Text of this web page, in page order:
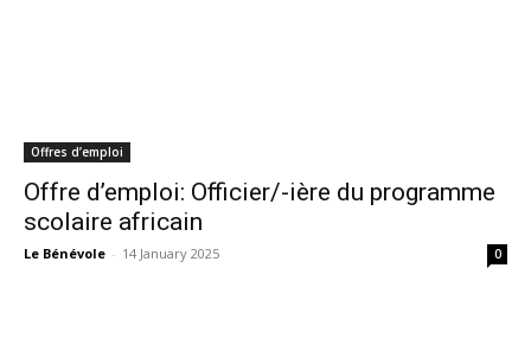
Offres d’emploi
Offre d’emploi: Officier/-ière du programme
scolaire africain
Le Bénévole - 14 January 2025 0